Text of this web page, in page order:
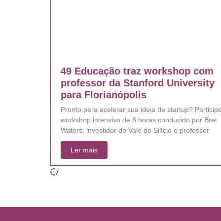
49 Educação traz workshop com
professor da Stanford University
para Florianópolis
Pronto para acelerar sua ideia de startup?
workshop intensivo de 8 horas conduzido por Bret
Waters, investidor do Vale do Silício e professor
Ler mais